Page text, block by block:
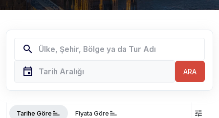
search
event
ARA
Tarihe Göre sort Fiyata Göre sort tune